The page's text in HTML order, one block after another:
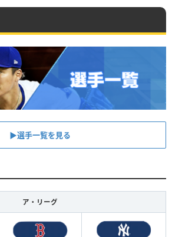
▶︎選手一覧を見る
ア・リーグ